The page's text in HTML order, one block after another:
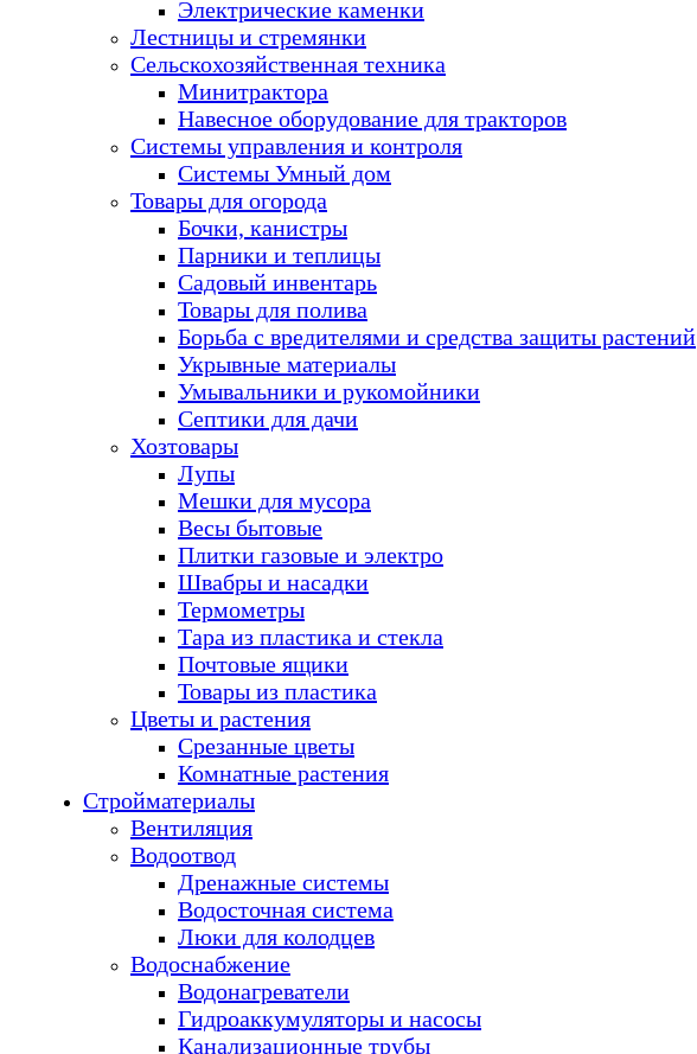
Электрические каменки
Лестницы и стремянки
Сельскохозяйственная техника
Минитрактора
Навесное оборудование для тракторов
Системы управления и контроля
Системы Умный дом
Товары для огорода
Бочки, канистры
Парники и теплицы
Садовый инвентарь
Товары для полива
Борьба с вредителями и средства защиты растений
Укрывные материалы
Умывальники и рукомойники
Септики для дачи
Хозтовары
Лупы
Мешки для мусора
Весы бытовые
Плитки газовые и электро
Швабры и насадки
Термометры
Тара из пластика и стекла
Почтовые ящики
Товары из пластика
Цветы и растения
Срезанные цветы
Комнатные растения
Стройматериалы
Вентиляция
Водоотвод
Дренажные системы
Водосточная система
Люки для колодцев
Водоснабжение
Водонагреватели
Гидроаккумуляторы и насосы
Канализационные трубы